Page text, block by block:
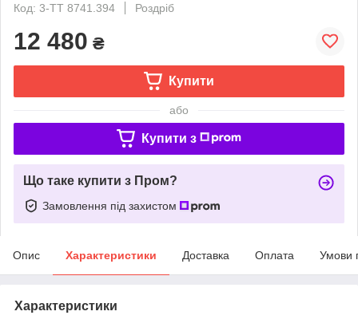
Код: 3-TT 8741.394
Роздріб
12 480 ₴
Купити
або
Купити з
Що таке купити з Пром?
Замовлення під захистом
Опис Характеристики Доставка Оплата Умови
Характеристики